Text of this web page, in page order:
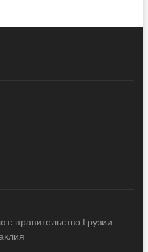
правительство Грузии